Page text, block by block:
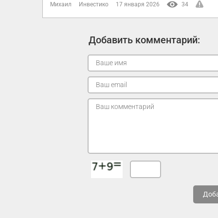
Михаил Инвестико 17 января 2026 34
Добавить комментарий: